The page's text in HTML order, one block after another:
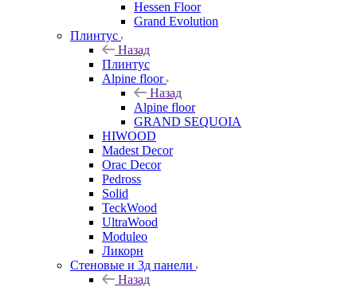
Hessen Floor
Grand Evolution
Плинтус
Назад
Плинтус
Alpine floor
Назад
Alpine floor
GRAND SEQUOIA
HIWOOD
Madest Decor
Orac Decor
Pedross
Solid
TeckWood
UltraWood
Moduleo
Ликорн
Стеновые и 3д панели
Назад